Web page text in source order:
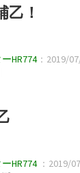
乙！
HR774：2019/
HR774 ：2019/